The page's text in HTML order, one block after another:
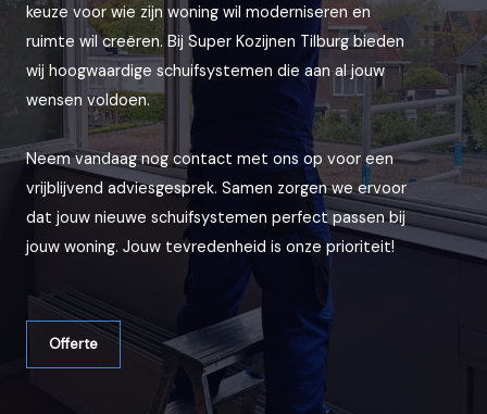
keuze voor wie zijn woning wil moderniseren en
ruimte wil creëren. Bij Super Kozijnen Tilburg bieden
wij hoogwaardige schuifsystemen die aan al jouw
wensen voldoen.
Neem vandaag nog contact met ons op voor een
vrijblijvend adviesgesprek. Samen zorgen we ervoor
dat jouw nieuwe schuifsystemen perfect passen bij
jouw woning. Jouw tevredenheid is onze prioriteit!
Offerte